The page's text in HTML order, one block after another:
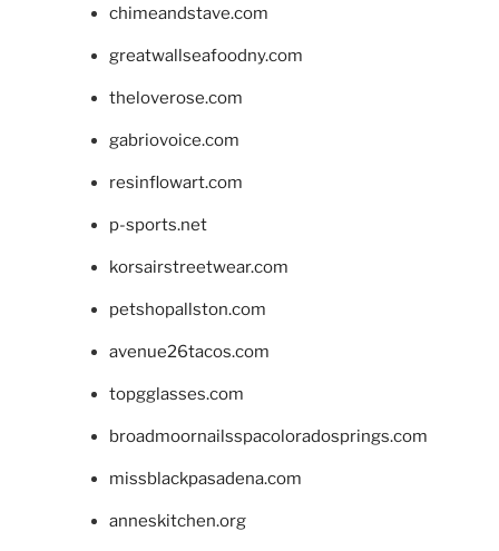
chimeandstave.com
greatwallseafoodny.com
theloverose.com
gabriovoice.com
resinflowart.com
p-sports.net
korsairstreetwear.com
petshopallston.com
avenue26tacos.com
topgglasses.com
broadmoornailsspacoloradosprings.com
missblackpasadena.com
anneskitchen.org